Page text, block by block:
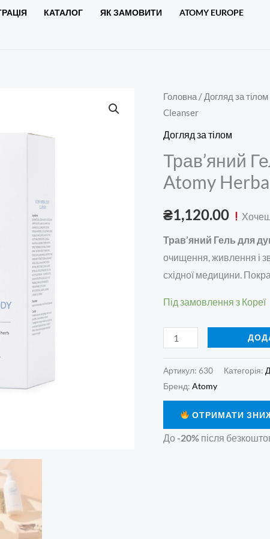
КАТАЛОГ ЯК ЗАМОВИТИ ATOMY EUROPE
Головна / Догляд за тілом
Cleanser
Догляд за тілом
Трав’яний
Atomy
₴1,120.00
Трав’яний Гель для
очищення, живлення і
східної медицини.
Під замовлення з Кореї
Трав'яний
Гель
для
Atomy
Body
Cleanser
кількість
Артикул: 630 Категорія:
Бренд: Atomy
ОТРИМАТИ
До-20% після